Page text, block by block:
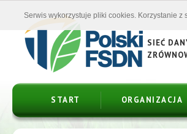
SIEĆ
START ORGANIZACJA
Serwis wykorzystuje pliki cookies. Korzystanie